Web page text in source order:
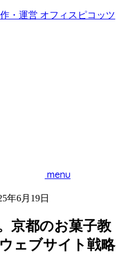
menu
年6月19日
京都のお菓子教
ェブサイト戦略